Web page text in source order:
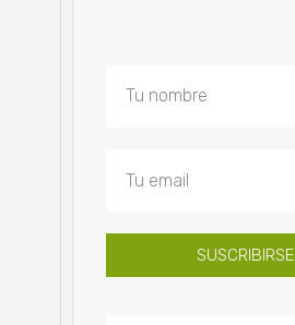
SUSCRIBIRSE